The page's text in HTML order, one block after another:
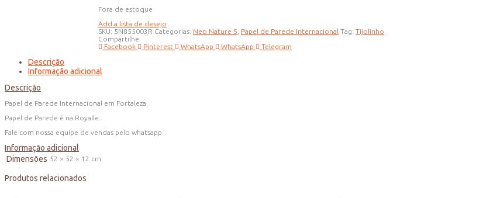
Fora de estoque
Add a lista de desejo
SKU: 5N855003R Categorias: Neo Nature 5 Papel de Parede Internacional Tag: Tijolinho
Compartilhe
Facebook
Pinterest WhatsApp WhatsApp Telegram
Descrição
Informação adicional
Descrição
Papel de Parede Internacional em Fortaleza.
Papel de Parede é na Royalle.
Fale com nossa equipe de vendas pelo whatsapp.
Informação adicional
Dimensões 52 × 52 × 12 cm
Produtos relacionados